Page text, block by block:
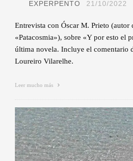
EXPERPENTO 21/10/2022
Entrevista con Óscar M. Prieto (autor
«Patacosmia»), sobre «Y por esto el
última novela. Incluye el comentario
Loureiro Vilarelhe.
Leer mucho más